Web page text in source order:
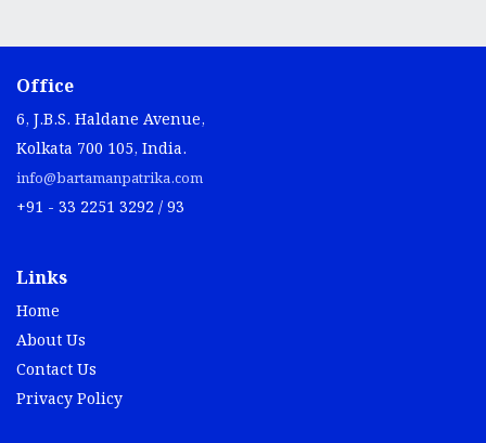
Office
6, J.B.S. Haldane Avenue,
Kolkata 700 105, India.
info@bartamanpatrika.com
+91 - 33 2251 3292 / 93
Links
Home
About Us
Contact Us
Privacy Policy